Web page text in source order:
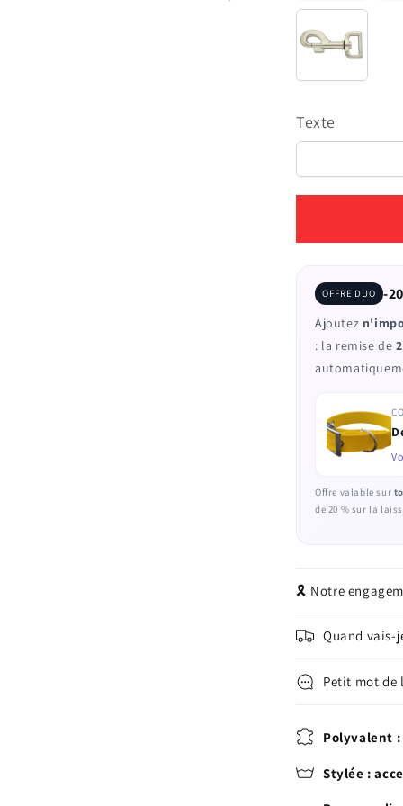
(+
Texte
OFFRE DUO -
Ajoutez
: la remise de
Offre valable sur
de 20 % sur la
🎗️ Notre
Quand vais-
Petit mot de
Polyvalent :
Stylée :